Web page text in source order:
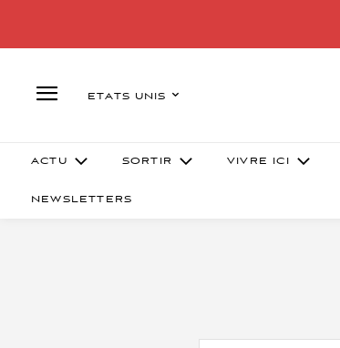
ETATS UNIS
ACTU SORTIR VIVRE ICI
NEWSLETTERS